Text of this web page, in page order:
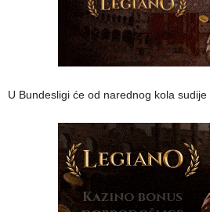
U Bundesligi će od narednog kola sudije